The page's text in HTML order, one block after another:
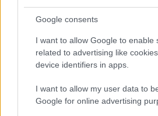
Google consents
I want to allow Google to enable
related to advertising like
device identifiers in apps.
I want to allow my user data to
Google for online advertising